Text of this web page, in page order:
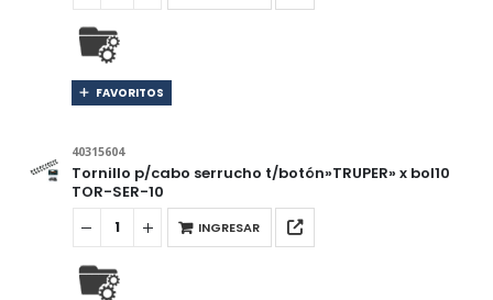
FAVORITOS
40315604
Tornillo p/cabo serrucho t/botón»TRUPER» x bol10
TOR-SER-10
INGRESAR